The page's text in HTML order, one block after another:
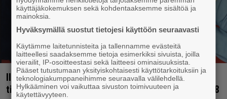
Illalla tv:ssä: Uuno-elokuva jossa käytettiin
tietokonegrafiikkaa? Sellainen tehtiin vuonna 1998
käyttäjäkokemuksen sekä kohdentaaksemme sisältöä ja
mainoksia.
Hyväksymällä suostut tietojesi käyttöön seuraavasti
Käytämme laitetunnisteita ja tallennamme evästeitä
laitteellesi saadaksemme tietoja esimerkiksi sivuista, joilla
vierailit, IP-osoitteestasi sekä laitteesi ominaisuuksista.
Pääset tutustumaan yksityiskohtaisesti käyttötarkoituksiin ja
teknologiakumppaneihimme seuraavalla välilehdellä.
Hylkääminen voi vaikuttaa sivuston toimivuuteen ja
käytettävyyteen.